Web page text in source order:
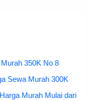
350K No 8
Sewa Murah 300K
Murah Mulai dari